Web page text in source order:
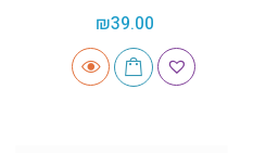
₪39.00